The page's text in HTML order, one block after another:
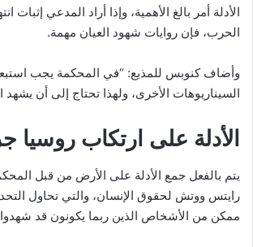
الأدلة أمر بالغ الأهمية، وإذا أراد المدعي إثبات
الحرب، فإن روايات شهود العيان مهمة.
وأضاف كنوبس للمذيع: “في المحكمة يجب
السيناريوهات الأخرى، ولهذا تحتاج إلى أن
الأدلة على ارتكاب روسيا
يتم بالفعل جمع الأدلة على الأرض من قبل
رايتس ووتش لحقوق الإنسان، والتي تحاول
ممكن من الأشخاص الذين ربما يكونون قد